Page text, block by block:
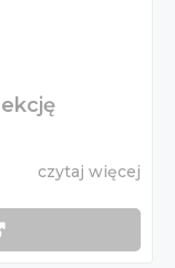
czytaj więcej